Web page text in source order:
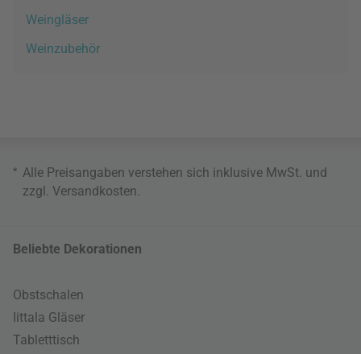
Weingläser
Weinzubehör
* Alle Preisangaben verstehen sich inklusive MwSt. und
zzgl. Versandkosten.
Beliebte Dekorationen
Obstschalen
Iittala Gläser
Tabletttisch